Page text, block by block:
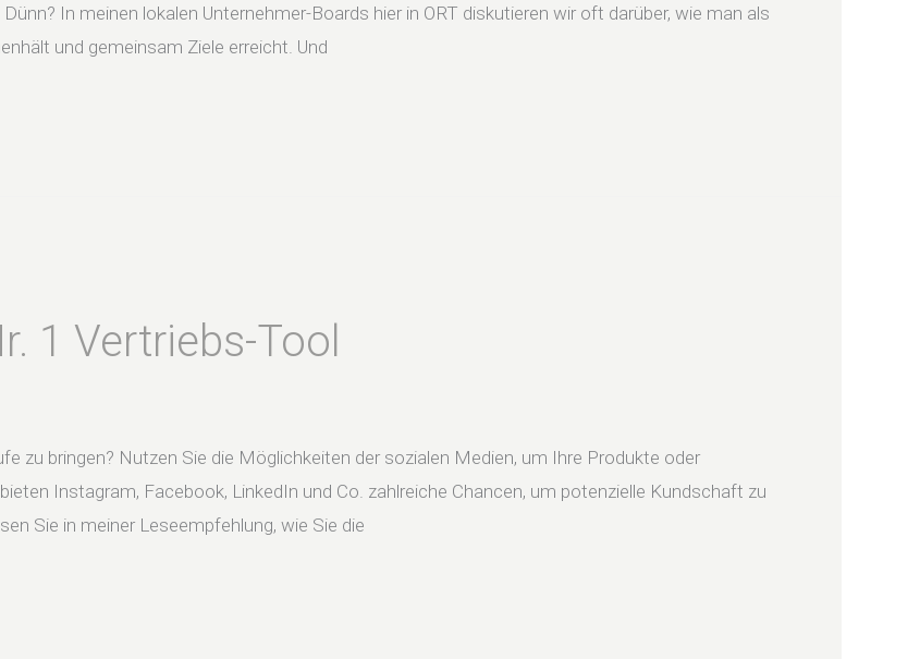
In meinen lokalen Unternehmer-Boards hier in ORT diskutieren wir oft darüber, wie man als
und gemeinsam Ziele erreicht. Und
1 Vertriebs-Tool
zu bringen? Nutzen Sie die Möglichkeiten der sozialen Medien, um Ihre Produkte oder
Instagram, Facebook, LinkedIn und Co. zahlreiche Chancen, um potenzielle Kundschaft zu
Sie in meiner Leseempfehlung, wie Sie die